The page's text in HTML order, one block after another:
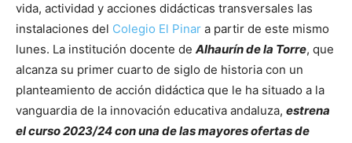
vida, actividad y acciones didácticas transversales las
instalaciones del Colegio El Pinar a partir de este mismo
lunes. La institución docente de Alhaurín de la Torre, que
alcanza su primer cuarto de siglo de historia con un
planteamiento de acción didáctica que le ha situado a la
vanguardia de la innovación educativa andaluza, estrena
el curso 2023/24 con una de las mayores ofertas de